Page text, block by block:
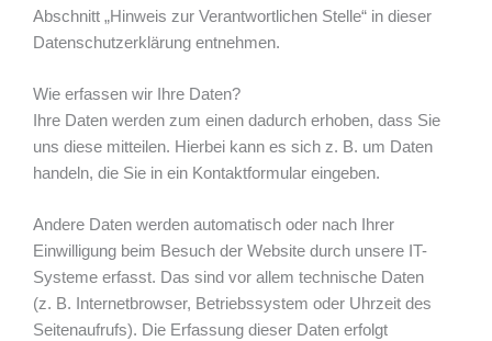
Abschnitt „Hinweis zur Verantwortlichen Stelle“ in dieser
Datenschutzerklärung entnehmen.
Wie erfassen wir Ihre Daten?
Ihre Daten werden zum einen dadurch erhoben, dass Sie
uns diese mitteilen. Hierbei kann es sich z. B. um Daten
handeln, die Sie in ein Kontaktformular eingeben.
Andere Daten werden automatisch oder nach Ihrer
Einwilligung beim Besuch der Website durch unsere IT-
Systeme erfasst. Das sind vor allem technische Daten
(z. B. Internetbrowser, Betriebssystem oder Uhrzeit des
Seitenaufrufs). Die Erfassung dieser Daten erfolgt